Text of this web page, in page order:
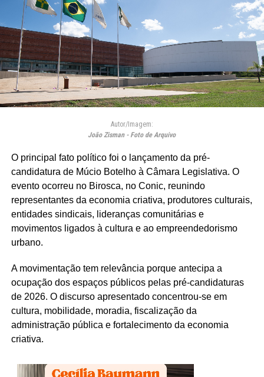
Autor/Imagem:
João Zisman - Foto de Arquivo
O principal fato político foi o lançamento da pré-
candidatura de Múcio Botelho à Câmara Legislativa. O
evento ocorreu no Birosca, no Conic, reunindo
representantes da economia criativa, produtores culturais,
entidades sindicais, lideranças comunitárias e
movimentos ligados à cultura e ao empreendedorismo
urbano.
A movimentação tem relevância porque antecipa a
ocupação dos espaços públicos pelas pré-candidaturas
de 2026. O discurso apresentado concentrou-se em
cultura, mobilidade, moradia, fiscalização da
administração pública e fortalecimento da economia
criativa.